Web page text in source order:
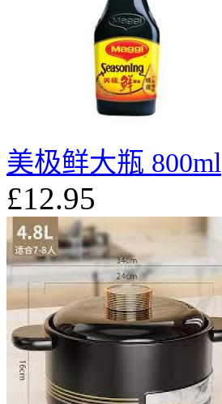
美极鲜大瓶 800ml
£12.95